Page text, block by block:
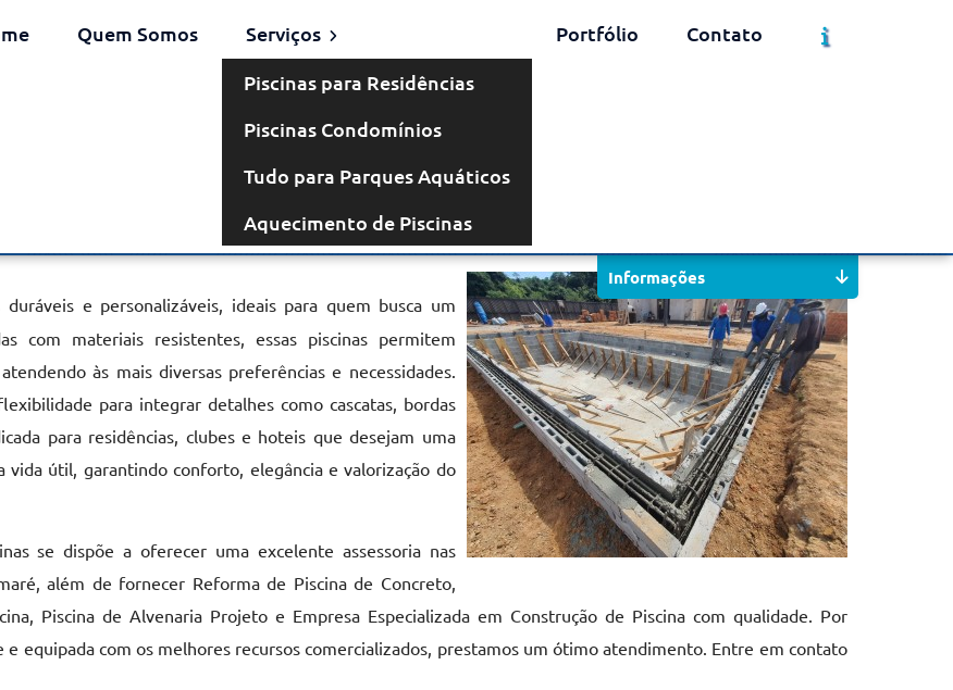
Quem Somos
Serviços
Piscinas para Residências
Piscinas Condomínios
Tudo para Parques Aquáticos
Aquecimento de Piscinas
Portfólio Contato
em
Solicite um Orçamento
duráveis e personalizáveis, ideais para quem busca um
com materiais resistentes, essas piscinas permitem
às mais diversas preferências e necessidades.
para integrar detalhes como cascatas, bordas
para residências, clubes e hoteis que desejam uma
útil, garantindo conforto, elegância e valorização do
se dispõe a oferecer uma excelente assessoria nas
além de fornecer Reforma de Piscina de Concreto,
Piscina de Alvenaria Projeto e Empresa Especializada em Construção de Piscina com qualidade. Por
equipada com os melhores recursos comercializados, prestamos um ótimo atendimento. Entre em contato
Informações